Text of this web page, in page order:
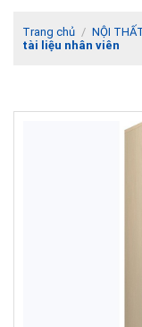
Trang chủ / NỘI
tài liệu nhân viên